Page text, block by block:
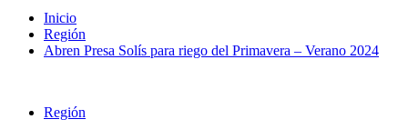
Inicio
Región
Abren Presa Solís para riego del Primavera – Verano 2024
Región